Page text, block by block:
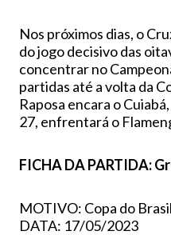
Nos próximos dias, o
do jogo decisivo das
concentrar no
partidas até a volta da
Raposa encara o
27, enfrentará o
FICHA DA PARTIDA:
MOTIVO: Copa do
DATA: 17/05/2023